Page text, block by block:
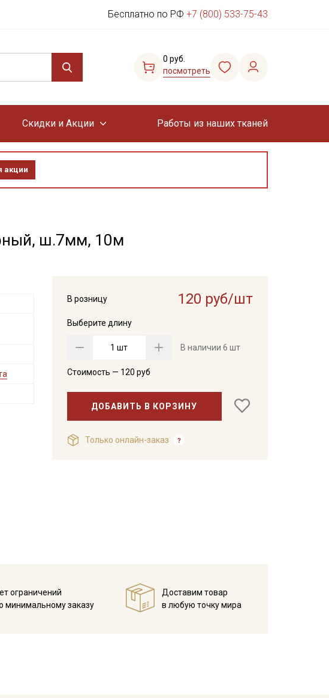
Бесплатно по РФ +7 (800) 533-75-43
0 руб.
посмотреть
Скидки и Акции Работы из наших тканей
акции
ш.7мм, 10м
В розницу 120 руб/шт
Выберите длину
шт В наличии 6 шт
Стоимость — 120 руб
ДОБАВИТЬ В КОРЗИНУ
Только онлайн-заказ
ограничений
минимальному заказу
Доставим товар
в любую точку мира